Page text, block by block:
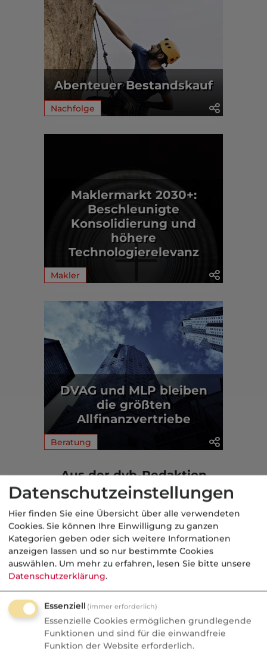
Abenteuer Bestandskauf
Nachfolge
Maklermarkt 2030+:
Beschleunigte
Konsolidierung und
höhere
Technologierelevanz
Makler
DVAG und MLP bleiben
die größten
Allfinanzvertriebe
Beratung
Aus der dvb-Redaktion
Makler
Nachrichten
Check24 gibt eigene
Baufinanzierungsvermittlung
auf
Deutschlands größtes Vergleichsportal
streicht ein komplettes Geschäftsfeld.
Check24 vermittelt Baufinanzierungen
Datenschutzeinstellungen
Hier finden Sie eine Übersicht über alle verwendeten
Cookies. Sie können Ihre Einwilligung zu ganzen
Kategorien geben oder sich weitere Informationen
anzeigen lassen und so nur bestimmte Cookies
auswählen. Um mehr zu erfahren, lesen Sie bitte unsere
Datenschutzerklärung.
Essenziell (immer erforderlich)
Essenzielle Cookies ermöglichen grundlegende
Funktionen und sind für die einwandfreie
Funktion der Website erforderlich.